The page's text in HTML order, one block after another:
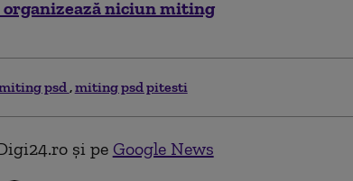
organizează niciun miting
psd miting psd pitesti
și pe Google News